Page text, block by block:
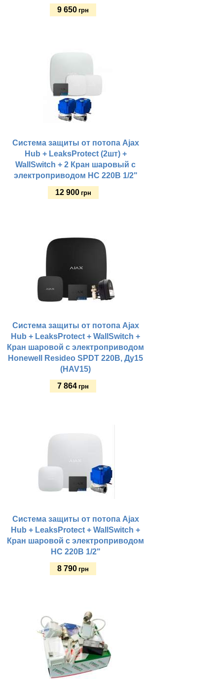
9 650 грн
Система защиты от потопа Ajax
Hub + LeaksProtect (2шт) +
WallSwitch + 2 Кран шаровый с
электроприводом HC 220В 1/2"
12 900 грн
Система защиты от потопа Ajax
Hub + LeaksProtect + WallSwitch +
Кран шаровой с электроприводом
Honewell Resideo SPDT 220В, Ду15
(HAV15)
7 864 грн
Система защиты от потопа Ajax
Hub + LeaksProtect + WallSwitch +
Кран шаровой с электроприводом
HC 220В 1/2"
8 790 грн